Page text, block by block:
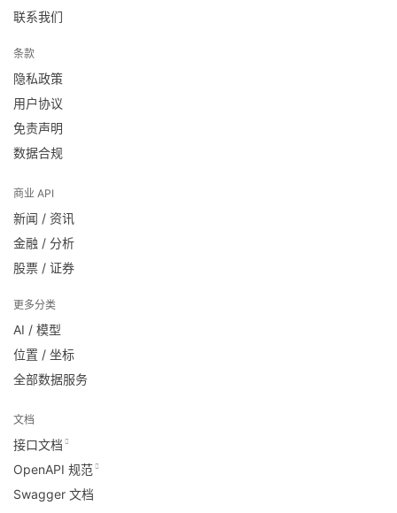
联系我们
条款
隐私政策
用户协议
免责声明
数据合规
商业 API
新闻 / 资讯
金融 / 分析
股票 / 证券
更多分类
AI / 模型
位置 / 坐标
全部数据服务
文档
接口文档
OpenAPI 规范
Swagger 文档